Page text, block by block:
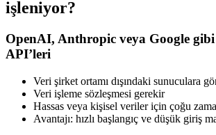
işleniyor?
OpenAI, Anthropic veya Google
API’leri
Veri şirket ortamı dışındaki sunuculara
Veri işleme sözleşmesi gerekir
Hassas veya kişisel veriler için çoğu
Avantajı: hızlı başlangıç ve düşük giriş